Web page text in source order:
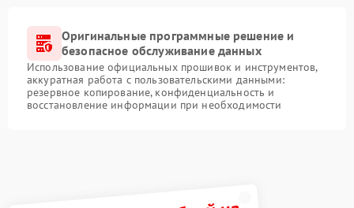
Оригинальные программные решение и
безопасное обслуживание данных
Использование официальных прошивок и инструментов,
аккуратная работа с пользовательскими данными:
резервное копирование, конфиденциальность и
восстановление информации при необходимости